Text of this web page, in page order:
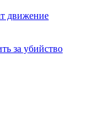
движение
за убийство